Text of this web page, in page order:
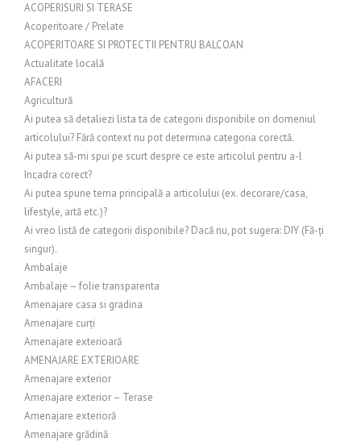
ACOPERISURI SI TERASE
Acoperitoare / Prelate
ACOPERITOARE SI PROTECTII PENTRU BALCOAN
Actualitate locală
AFACERI
Agricultură
Ai putea să detaliezi lista ta de categorii disponibile ori domeniul
articolului? Fără context nu pot determina categoria corectă.
Ai putea să-mi spui pe scurt despre ce este articolul pentru a-l
încadra corect?
Ai putea spune tema principală a articolului (ex. decorare/casa,
lifestyle, artă etc.)?
Ai vreo listă de categorii disponibile? Dacă nu, pot sugera: DIY (Fă-ți
singur).
Ambalaje
Ambalaje – folie transparenta
Amenajare casa si gradina
Amenajare curți
Amenajare exterioară
AMENAJARE EXTERIOARE
Amenajare exterior
Amenajare exterior – Terase
Amenajare exterioră
Amenajare grădină